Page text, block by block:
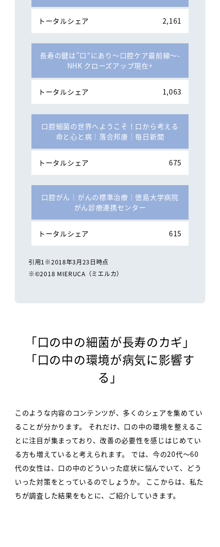
2,161
長寿の鍵は”口”にあり～口腔ケア最前線～-
NHK クローズアップ現在+
1,063
口腔細菌の世界へようこそ！口から考える
命と心と病│落合邦康│毎日新聞
675
口腔がん│がんの標準治療│徳島大学病院
がん診療連携センター
615
引用1※2018年3月23日時点
※©2018 MIERUCA（ミエルカ）
「口の中の細菌が長寿のカギ」
「口の中の環境が病気に影響す
る」
このような内容のコンテンツが、多くのシェアを集めてい
ることが分かります。
それだけ、口の中の環境を整えるこ
とに注目が集まっており、改善の必要性を感じはじめてい
る方も増えていると考えられます。
では、今の20代～60
代の女性は、口の中のどういった症状に悩んでいて、どう
いった対策をとっているのでしょうか。
ここからは、私た
ちが調査した結果をもとに、ご紹介していきます。